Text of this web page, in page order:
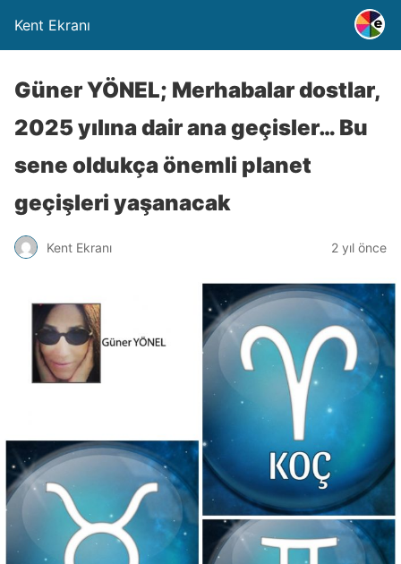
Kent Ekranı
Güner YÖNEL; Merhabalar dostlar,
2025 yılına dair ana geçisler… Bu
sene oldukça önemli planet
geçişleri yaşanacak
Kent Ekranı 2 yıl önce